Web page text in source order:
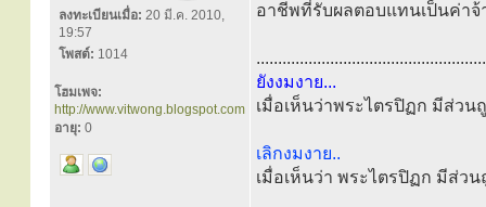
ลงทะเบียนเมื่อ: 20 มี.ค. 2010,
19:57
โพสต์: 1014
โฮมเพจ:
http://www.vitwong.blogspot.com
อายุ: 0
อาชีพที่รับผลตอบแทนเป็นค่าจ้
.....................................................
ยังงมงาย...
เมื่อเห็นว่าพระไตรปิฏก มีส่วน
เลิกงมงาย..
เมื่อเห็นว่า พระไตรปิฏก มีส่วน